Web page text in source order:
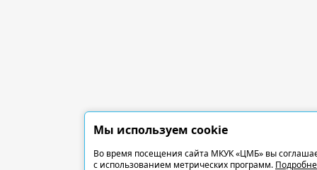
Мы используем cookie
Во время посещения сайта МКУК «ЦМБ» вы
с использованием метрических программ.